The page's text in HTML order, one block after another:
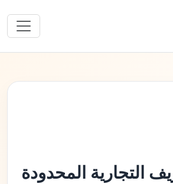
التجارية المحدودة